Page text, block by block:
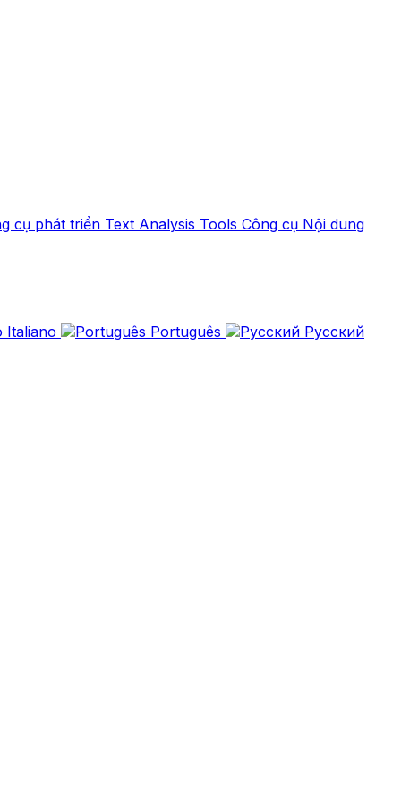
cụ phát triển Text Analysis Tools Công cụ Nội dung
Italiano Português
Русский